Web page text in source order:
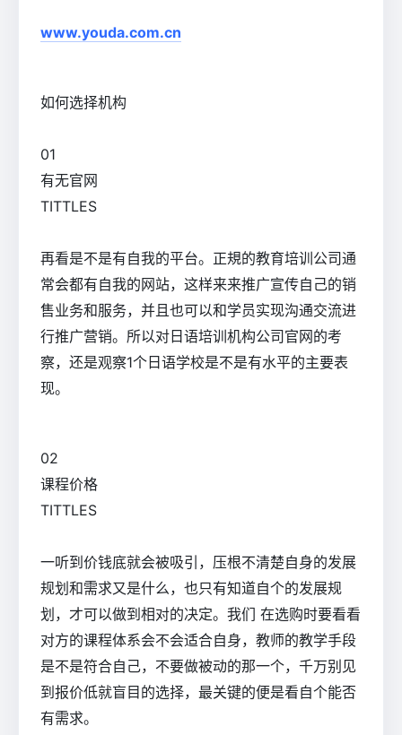
www.youda.com.cn
如何选择机构
01
有无官网
TITTLES
再看是不是有自我的平台。正規的教育培训公司通
常会都有自我的网站，这样来来推广宣传自己的销
售业务和服务，并且也可以和学员实现沟通交流进
行推广营销。所以对日语培训机构公司官网的考
察，还是观察1个日语学校是不是有水平的主要表
现。
02
课程价格
TITTLES
一听到价钱底就会被吸引，压根不清楚自身的发展
规划和需求又是什么，也只有知道自个的发展规
划，才可以做到相对的决定。我们 在选购时要看看
对方的课程体系会不会适合自身，教师的教学手段
是不是符合自己，不要做被动的那一个，千万别见
到报价低就盲目的选择，最关键的便是看自个能否
有需求。